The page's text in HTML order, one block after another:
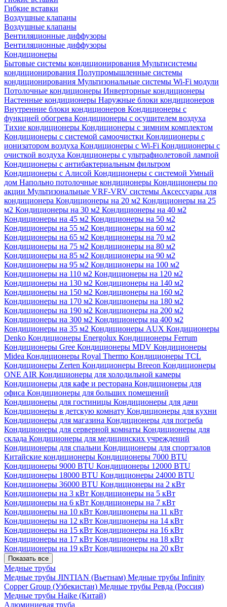
Гибкие вставки
Воздушные клапаны
Воздушные клапаны
Вентиляционные диффузоры
Вентиляционные диффузоры
Кондиционеры
Бытовые системы кондиционирования Мультисистемы
кондиционирования Полупромышленные системы
кондиционирования Мультизональные системы Wi-Fi модули
Потолочные кондиционеры Инверторные кондиционеры
Настенные кондиционеры Наружные блоки кондиционеров
Внутренние блоки кондиционеров Кондиционеры с
функцией обогрева Кондиционеры с осушителем воздуха
Тихие кондиционеры Кондиционеры с зимним комплектом
Кондиционеры с системой самоочистки Кондиционеры с
ионизатором воздуха Кондиционеры с Wi-Fi Кондиционеры с
очисткой воздуха Кондиционеры с ультрафиолетовой лампой
Кондиционеры с антибактериальным фильтром
Кондиционеры с Алисой Кондиционеры с системой Умный
дом Напольно потолочные кондиционеры Кондиционеры по
акции Мультизональные VRF-VRV системы Аксессуары для
кондиционера Кондиционеры на 20 м2 Кондиционеры на 25
м2 Кондиционеры на 30 м2 Кондиционеры на 40 м2
Кондиционеры на 45 м2 Кондиционеры на 50 м2
Кондиционеры на 55 м2 Кондиционеры на 60 м2
Кондиционеры на 65 м2 Кондиционеры на 70 м2
Кондиционеры на 75 м2 Кондиционеры на 80 м2
Кондиционеры на 85 м2 Кондиционеры на 90 м2
Кондиционеры на 95 м2 Кондиционеры на 100 м2
Кондиционеры на 110 м2 Кондиционеры на 120 м2
Кондиционеры на 130 м2 Кондиционеры на 140 м2
Кондиционеры на 150 м2 Кондиционеры на 160 м2
Кондиционеры на 170 м2 Кондиционеры на 180 м2
Кондиционеры на 190 м2 Кондиционеры на 200 м2
Кондиционеры на 300 м2 Кондиционеры на 400 м2
Кондиционеры на 35 м2 Кондиционеры AUX Кондиционеры
Denko Кондиционеры Energolux Кондиционеры Ferrum
Кондиционеры Gree Кондиционеры MDV Кондиционеры
Midea Кондиционеры Royal Thermo Кондиционеры TCL
Кондиционеры Zerten Кондиционеры Breeon Кондиционеры
ONE AIR Кондиционеры для холодильной камеры
Кондиционеры для кафе и ресторана Кондиционеры для
офиса Кондиционеры для больших помещений
Кондиционеры для гостиницы Кондиционеры для дачи
Кондиционеры в детскую комнату Кондиционеры для кухни
Кондиционеры для магазина Кондиционеры для погреба
Кондиционеры для серверной комнаты Кондиционеры для
склада Кондиционеры для медицинских учреждений
Кондиционеры для спальни Кондиционеры для спортзалов
Китайские кондиционеры Кондиционеры 7000 BTU
Кондиционеры 9000 BTU Кондиционеры 12000 BTU
Кондиционеры 18000 BTU Кондиционеры 24000 BTU
Кондиционеры 36000 BTU Кондиционеры на 2 кВт
Кондиционеры на 3 кВт Кондиционеры на 5 кВт
Кондиционеры на 6 кВт Кондиционеры на 7 кВт
Кондиционеры на 10 кВт Кондиционеры на 11 кВт
Кондиционеры на 12 кВт Кондиционеры на 14 кВт
Кондиционеры на 15 кВт Кондиционеры на 16 кВт
Кондиционеры на 17 кВт Кондиционеры на 18 кВт
Кондиционеры на 19 кВт Кондиционеры на 20 кВт
Показать все
Медные трубы
Медные трубы JINTIAN (Вьетнам) Медные трубы Infinity
Copper Group (Узбекистан) Медные трубы Ревда (Россия)
Медные трубы Haike (Китай)
Алюминиевая труба